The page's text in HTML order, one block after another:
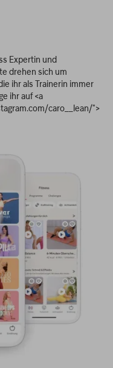
Expertin und
drehen sich um
ihr als Trainerin immer
ihr auf <a
caro__lean/">